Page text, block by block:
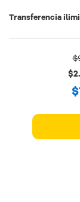
Transferencia